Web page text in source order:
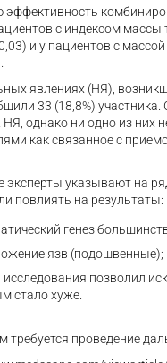
с индексом массы
и у пациентов с
явлениях (НЯ),
33 (18,8%)
НЯ, однако ни одно из них
как связанное с
указывают на
повлиять на результаты:
генез
язв (подошвенные);
исследования позволил
стало хуже.
требуется проведение